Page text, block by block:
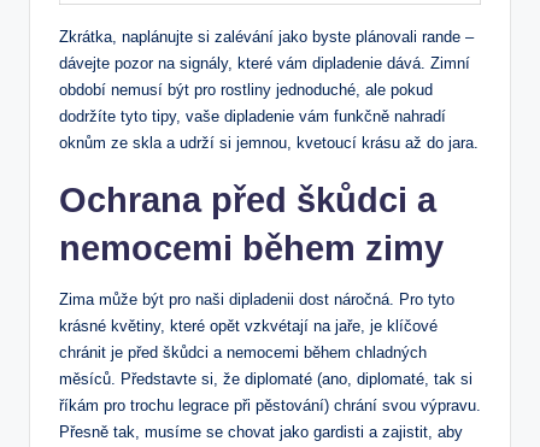
Zkrátka, naplánujte si zalévání jako byste plánovali rande –
dávejte pozor na signály, které vám dipladenie dává. Zimní
období nemusí být pro rostliny jednoduché, ale pokud
dodržíte tyto tipy, vaše dipladenie vám funkčně nahradí​
oknům ze skla a udrží si ‍jemnou,⁤ kvetoucí krásu až do jara.
Ochrana před škůdci a
nemocemi během zimy
Zima může⁢ být pro naši dipladenii ⁢dost ⁣náročná. ⁢Pro tyto
krásné květiny, které opět vzkvétají⁣ na jaře, je klíčové
chránit je před škůdci a nemocemi během chladných⁢
měsíců. Představte‌ si, že diplomaté (ano, diplomaté, tak⁤ si
říkám pro ⁣trochu legrace při pěstování) ⁢chrání ‌svou výpravu.
Přesně tak, musíme se chovat jako gardisti a zajistit, aby